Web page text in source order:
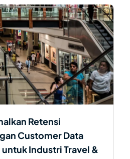
Retensi
Customer Data
Industri Travel &